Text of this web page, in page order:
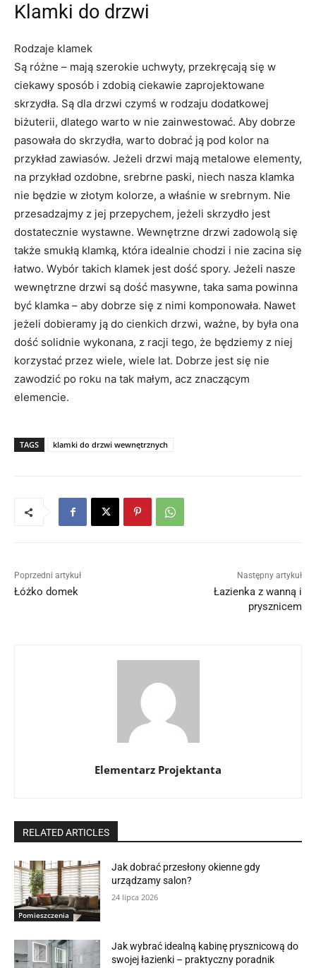
Klamki do drzwi
Rodzaje klamek
Są różne – mają szerokie uchwyty, przekręcają się w
ciekawy sposób i zdobią ciekawie zaprojektowane
skrzydła. Są dla drzwi czymś w rodzaju dodatkowej
biżuterii, dlatego warto w nie zainwestować. Aby dobrze
pasowała do skrzydła, warto dobrać ją pod kolor na
przykład zawiasów. Jeżeli drzwi mają metalowe elementy,
na przykład ozdobne, srebrne paski, niech nasza klamka
nie będzie w złotym kolorze, a właśnie w srebrnym. Nie
przesadzajmy z jej przepychem, jeżeli skrzydło jest
dostatecznie wystawne. Wewnętrzne drzwi zadowolą się
także smukłą klamką, która idealnie chodzi i nie zacina się
łatwo. Wybór takich klamek jest dość spory. Jeżeli nasze
wewnętrzne drzwi są dość masywne, taka sama powinna
być klamka – aby dobrze się z nimi komponowała. Nawet
jeżeli dobieramy ją do cienkich drzwi, ważne, by była ona
dość solidnie wykonana, z racji tego, że będziemy z niej
korzystać przez wiele, wiele lat. Dobrze jest się nie
zawodzić po roku na tak małym, acz znaczącym
elemencie.
TAGS klamki do drzwi wewnętrznych
Poprzedni artykuł
Łóżko domek
Następny artykuł
Łazienka z wanną i
prysznicem
Elementarz Projektanta
RELATED ARTICLES
Pomieszczenia
Jak dobrać przesłony okienne gdy
urządzamy salon?
24 lipca 2026
Jak wybrać idealną kabinę prysznicową do
swojej łazienki – praktyczny poradnik